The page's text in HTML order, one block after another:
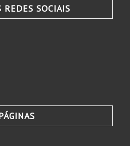
REDES SOCIAIS